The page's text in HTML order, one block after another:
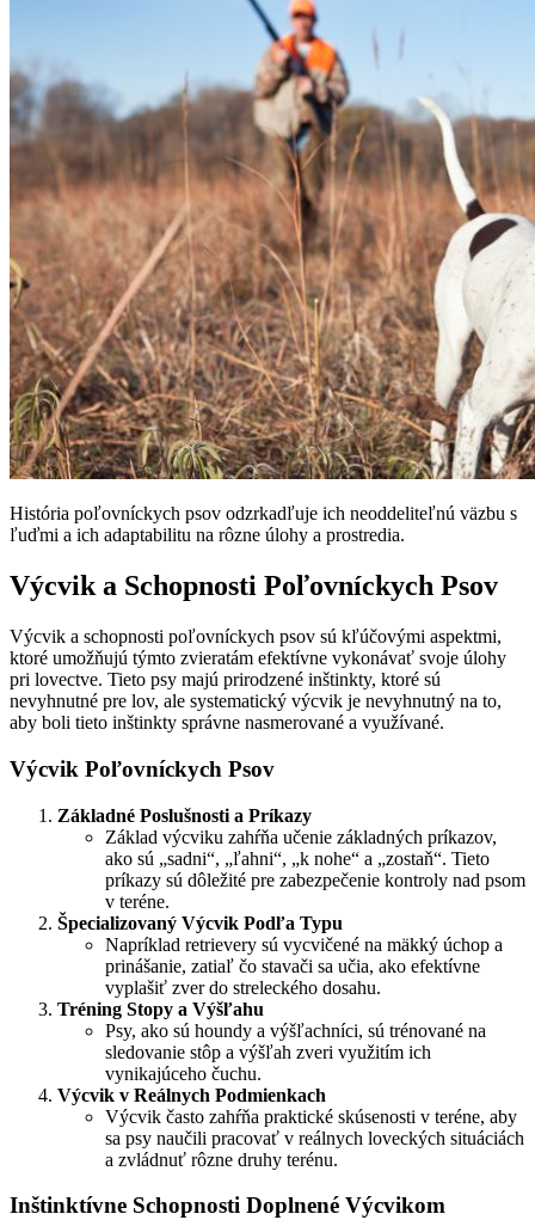
História poľovníckych psov odzrkadľuje ich neoddeliteľnú väzbu s
ľuďmi a ich adaptabilitu na rôzne úlohy a prostredia.
Výcvik a Schopnosti Poľovníckych Psov
Výcvik a schopnosti poľovníckych psov sú kľúčovými aspektmi,
ktoré umožňujú týmto zvieratám efektívne vykonávať svoje úlohy
pri lovectve. Tieto psy majú prirodzené inštinkty, ktoré sú
nevyhnutné pre lov, ale systematický výcvik je nevyhnutný na to,
aby boli tieto inštinkty správne nasmerované a využívané.
Výcvik Poľovníckych Psov
Základné Poslušnosti a Príkazy
Základ výcviku zahŕňa učenie základných príkazov,
ako sú „sadni“, „ľahni“, „k nohe“ a „zostaň“. Tieto
príkazy sú dôležité pre zabezpečenie kontroly nad psom
v teréne.
Špecializovaný Výcvik Podľa Typu
Napríklad retrievery sú vycvičené na mäkký úchop a
prinášanie, zatiaľ čo stavači sa učia, ako efektívne
vyplašiť zver do streleckého dosahu.
Tréning Stopy a Výšľahu
Psy, ako sú houndy a výšľachníci, sú trénované na
sledovanie stôp a výšľah zveri využitím ich
vynikajúceho čuchu.
Výcvik v Reálnych Podmienkach
Výcvik často zahŕňa praktické skúsenosti v teréne, aby
sa psy naučili pracovať v reálnych loveckých situáciách
a zvládnuť rôzne druhy terénu.
Inštinktívne Schopnosti Doplnené Výcvikom